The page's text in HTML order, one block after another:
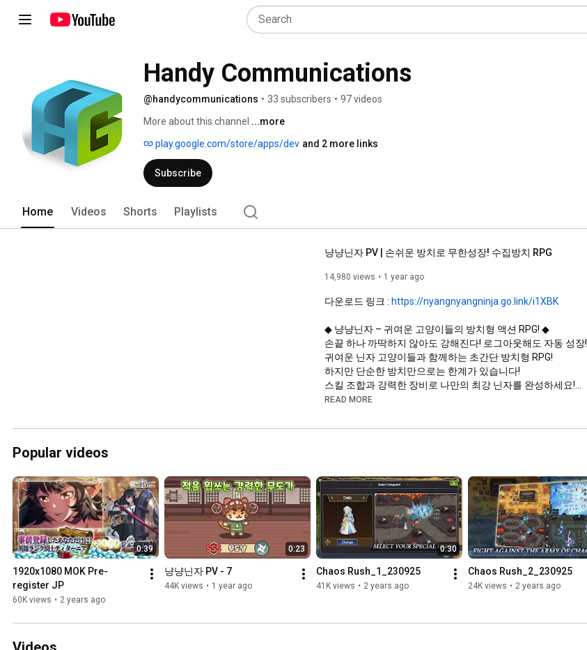
Handy Communications
@handycommunications • 33 subscribers • 97 videos
More about this channel ...more
play.google.com/store/apps/dev and 2 more links
Subscribe
Home Videos Shorts Playlists
냥냥닌자 PV | 손쉬운 방치로 무한성장! 수집방치 RPG
14,980 views 1 year ago
다운로드 링크 : https://nyangnyangninja.go.link/i1XBK
◆ 냥냥닌자 – 귀여운 고양이들의 방치형 액션 RPG! ◆
손끝 하나 까딱하지 않아도 강해진다! 로그아웃해도 자동 성장!
귀여운 닌자 고양이들과 함께하는 초간단 방치형 RPG!
하지만 단순한 방치만으로는 한계가 있습니다!
스킬 조합과 강력한 장비로 나만의 최강 닌자를 완성하세요!
★ 게임을 꺼도, 자는 동안에도 자동 전투!
★ 터치 한 번으로 강력한 닌자 스킬 발동!
★ 화려한 이펙트와 강력한 스킬 콤보로 적을 압도!
★ 나만의 최강 용병 조합 완성하자!
◎ 희귀 장비 & 커스터마이징으로 개성 있는 닌자 육성!
★ 넘쳐나는 플레이 및 이벤트 보상으로 장비 소환!
★ 전설 무기 & 초월급 장비 & 소환수로 전투력 극대화!
★ 개성 넘치는 장비으로 나만의 코디 스타일 완성!
◆ PVP에서 최강 고양이 닌자의 타이틀을 놓고 승부!
READ MORE
Popular videos
0:39
1920x1080 MOK Pre-
register JP
60K views • 2 years ago
0:23
냥냥닌자 PV - 7
44K views • 1 year ago
0:30
Chaos Rush_1_230925
41K views • 2 years ago
Chaos Rush_2_230925
24K views • 2 years ago